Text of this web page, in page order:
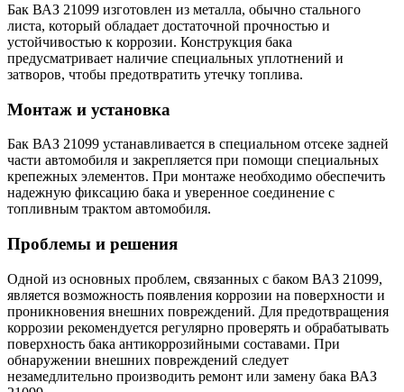
Бак ВАЗ 21099 изготовлен из металла, обычно стального
листа, который обладает достаточной прочностью и
устойчивостью к коррозии. Конструкция бака
предусматривает наличие специальных уплотнений и
затворов, чтобы предотвратить утечку топлива.
Монтаж и установка
Бак ВАЗ 21099 устанавливается в специальном отсеке задней
части автомобиля и закрепляется при помощи специальных
крепежных элементов. При монтаже необходимо обеспечить
надежную фиксацию бака и уверенное соединение с
топливным трактом автомобиля.
Проблемы и решения
Одной из основных проблем, связанных с баком ВАЗ 21099,
является возможность появления коррозии на поверхности и
проникновения внешних повреждений. Для предотвращения
коррозии рекомендуется регулярно проверять и обрабатывать
поверхность бака антикоррозийными составами. При
обнаружении внешних повреждений следует
незамедлительно производить ремонт или замену бака ВАЗ